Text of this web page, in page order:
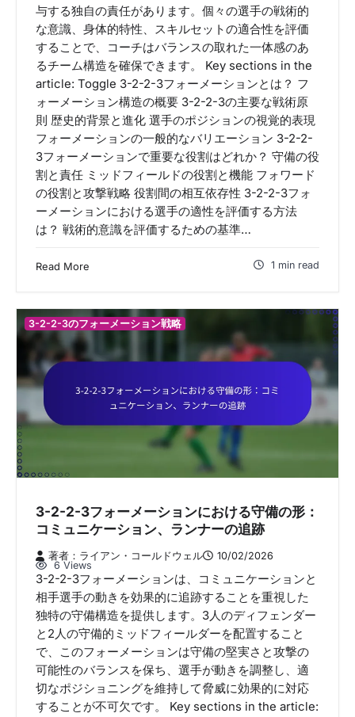
与する独自の責任があります。個々の選手の戦術的
な意識、身体的特性、スキルセットの適合性を評価
することで、コーチはバランスの取れた一体感のあ
るチーム構造を確保できます。 Key sections in the
article: Toggle 3-2-2-3フォーメーションとは？ フ
ォーメーション構造の概要 3-2-2-3の主要な戦術原
則 歴史的背景と進化 選手のポジションの視覚的表現
フォーメーションの一般的なバリエーション 3-2-2-
3フォーメーションで重要な役割はどれか？ 守備の役
割と責任 ミッドフィールドの役割と機能 フォワード
の役割と攻撃戦略 役割間の相互依存性 3-2-2-3フォ
ーメーションにおける選手の適性を評価する方法
は？ 戦術的意識を評価するための基準…
Read More 1 min read
3-2-2-3のフォーメーション戦略
3-2-2-3フォーメーションにおける守備の形：
コミュニケーション、ランナーの追跡
著者：ライアン・コールドウェル
10/02/2026
6 Views
3-2-2-3フォーメーションは、コミュニケーションと
相手選手の動きを効果的に追跡することを重視した
独特の守備構造を提供します。3人のディフェンダー
と2人の守備的ミッドフィールダーを配置すること
で、このフォーメーションは守備の堅実さと攻撃の
可能性のバランスを保ち、選手が動きを調整し、適
切なポジショニングを維持して脅威に効果的に対応
することが不可欠です。 Key sections in the article: